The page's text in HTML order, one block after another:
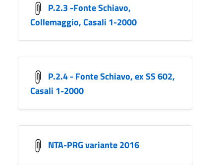
P.2.3 -Fonte Schiavo,
Collemaggio, Casali 1-2000
P.2.4 - Fonte Schiavo, ex SS 602,
Casali 1-2000
NTA-PRG variante 2016